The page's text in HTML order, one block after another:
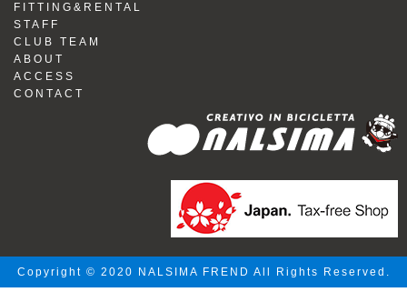
FITTING&RENTAL
STAFF
CLUB TEAM
ABOUT
ACCESS
CONTACT
Copyright © 2020 NALSIMA FREND All Rights Reserved.